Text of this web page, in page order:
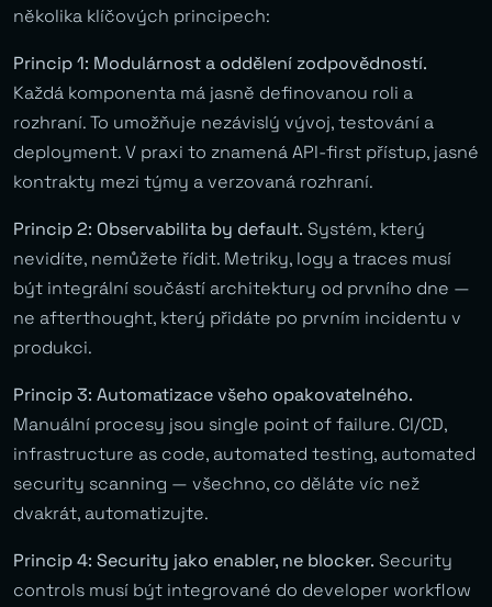
několika klíčových principech:
Princip 1: Modulárnost a oddělení zodpovědností.
Každá komponenta má jasně definovanou roli a
rozhraní. To umožňuje nezávislý vývoj, testování a
deployment. V praxi to znamená API-first přístup, jasné
kontrakty mezi týmy a verzovaná rozhraní.
Princip 2: Observabilita by default. Systém, který
nevidíte, nemůžete řídit. Metriky, logy a traces musí
být integrální součástí architektury od prvního dne —
ne afterthought, který přidáte po prvním incidentu v
produkci.
Princip 3: Automatizace všeho opakovatelného.
Manuální procesy jsou single point of failure. CI/CD,
infrastructure as code, automated testing, automated
security scanning — všechno, co děláte víc než
dvakrát, automatizujte.
Princip 4: Security jako enabler, ne blocker. Security
controls musí být integrované do developer workflow